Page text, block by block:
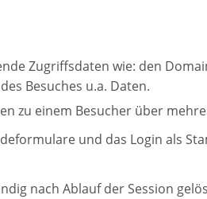
Zugriffsdaten wie: den
Besuches u.a. Daten.
zu einem Besucher über
und das Login als
nach Ablauf der Session